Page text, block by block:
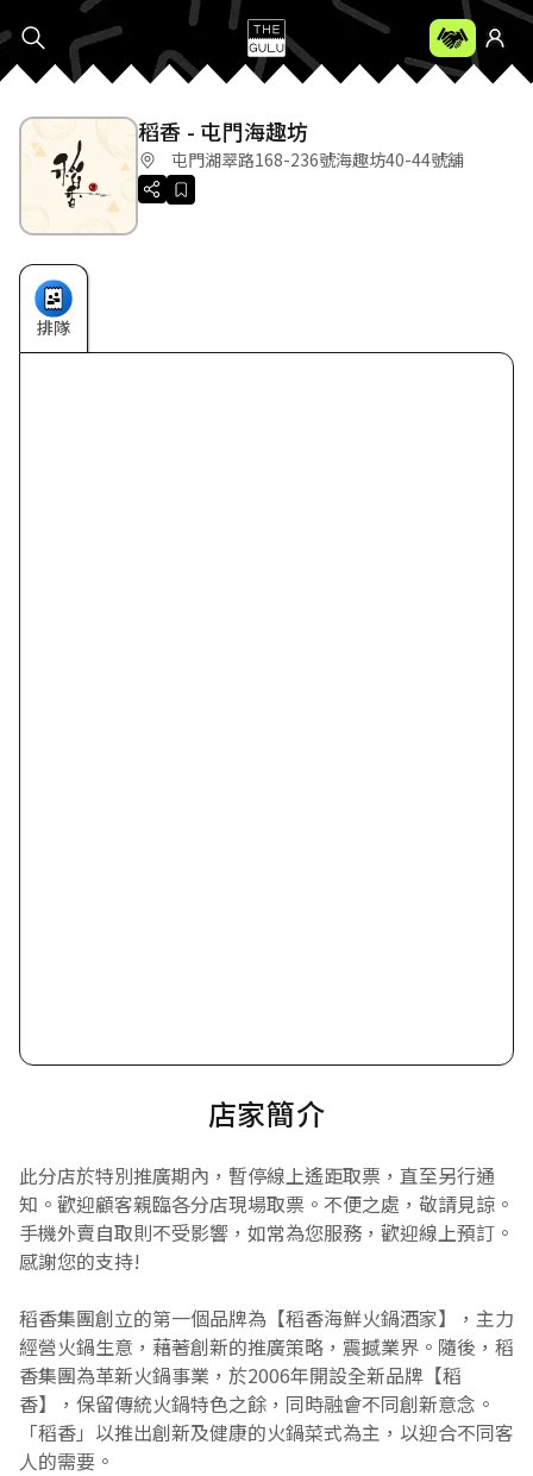
稻香 - 屯門海趣坊
屯門湖翠路168-236號海趣坊40-44號舖
排隊
店家簡介
此分店於特別推廣期內，暫停線上遙距取票，直至另行通
知。歡迎顧客親臨各分店現場取票。不便之處，敬請見諒。
手機外賣自取則不受影響，如常為您服務，歡迎線上預訂。
感謝您的支持!
稻香集團創立的第一個品牌為【稻香海鮮火鍋酒家】，主力
經營火鍋生意，藉著創新的推廣策略，震撼業界。隨後，稻
香集團為革新火鍋事業，於2006年開設全新品牌【稻
香】，保留傳統火鍋特色之餘，同時融會不同創新意念。
「稻香」以推出創新及健康的火鍋菜式為主，以迎合不同客
人的需要。